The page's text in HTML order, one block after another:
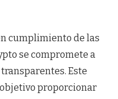
cumplimiento de las
se compromete a
Este
proporcionar